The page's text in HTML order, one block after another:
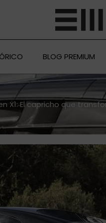
BLOG PREMIUM
X1: El capricho que